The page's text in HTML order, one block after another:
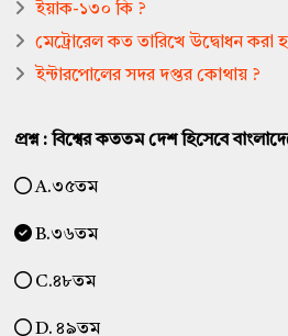
ইয়াক-১৩০ কি ?
মেট্রোরেল কত তারিখে উদ্বোধন করা
ইন্টারপোলের সদর দপ্তর কোথায় ?
প্রশ্ন : বিশ্বের কততম দেশ হিসেবে
A.৩৫তম
B.৩৬তম
C.৪৮তম
D. ৪৯তম